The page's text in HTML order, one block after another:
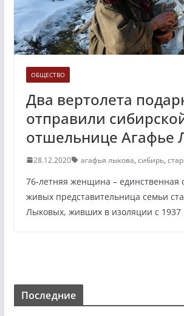
ОБЩЕСТВО
Два вертолета
отправили
отшельнице Агафье
28.12.2020 агафья лыкова, сибирь,
76-летняя женщина – единственная
живых представительница семьи
Лыковых, живших в изоляции с 1937
Последние